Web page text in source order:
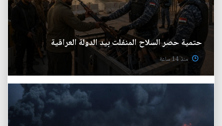
حتمية حصر السلاح المنفلت بيد الدولة العراقية
منذ 14 ساعة